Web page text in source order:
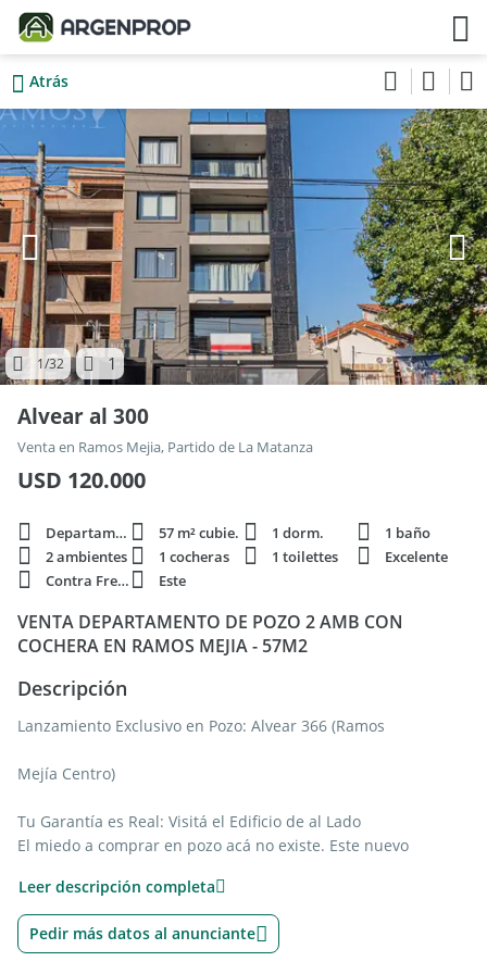
Atrás
1/32 1
Alvear al 300
Venta en Ramos Mejia, Partido de La Matanza
USD 120.000
Departamento 57 m² cubie. 1 dorm.
1 baño
2 ambientes
1 cocheras 1 toilettes
Excelente
Contra Frente
Este
VENTA DEPARTAMENTO DE POZO 2 AMB CON
COCHERA EN RAMOS MEJIA - 57M2
Descripción
Lanzamiento Exclusivo en Pozo: Alvear 366 (Ramos
Mejía Centro)
Tu Garantía es Real: Visitá el Edificio de al Lado
El miedo a comprar en pozo acá no existe. Este nuevo
que construyó, entregó y vendió con total éxito el edificio
lindero.
Las fotos reales de la publicación corresponden a esa obra ya
Leer descripción completa
Pedir más datos al anunciante